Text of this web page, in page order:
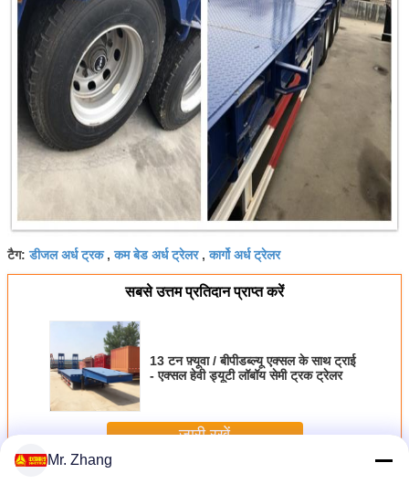
टैग:डीजल अर्ध ट्रक,कम बेड अर्ध ट्रेलर,कार्गो अर्ध ट्रेलर
सबसे उत्तम प्रतिदान प्राप्त करें
13 टन फ़्यूवा / बीपीडब्ल्यू एक्सल के साथ ट्राई
- एक्सल हेवी ड्यूटी लॉबॉय सेमी ट्रक ट्रेलर
जारी रखें
Mr. Zhang